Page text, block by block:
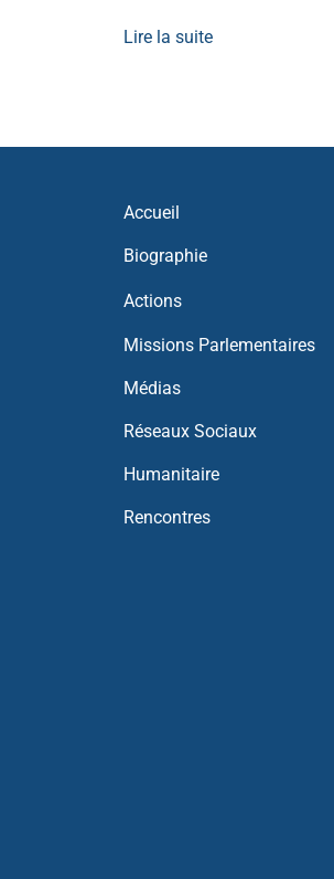
Lire la suite
Accueil
Biographie
Actions
Missions Parlementaires
Médias
Réseaux Sociaux
Humanitaire
Rencontres